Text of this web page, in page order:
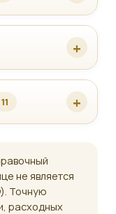
11
не является
Точную
расходных